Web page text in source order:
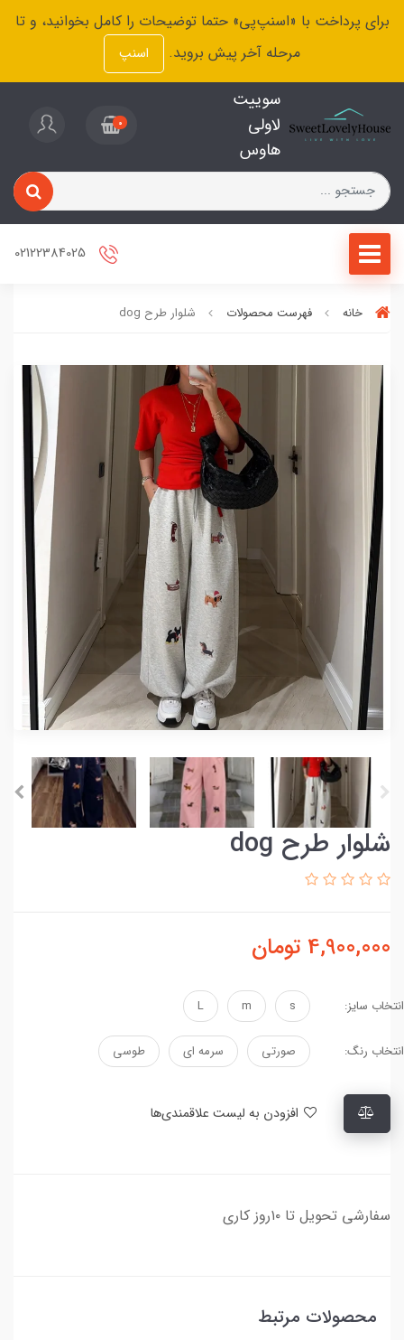
برای پرداخت با «اسنپ‌پی» حتما توضیحات را کامل بخوانید، و تا
مرحله آخر پیش بروید.
اسنپ
سوییت
لاولی
هاوس
0
خانه فهرست محصولات شلوار طرح dog
شلوار طرح dog
4,900,000 تومان
انتخاب سایز: s
m
L
انتخاب رنگ: صورتی سرمه ای طوسی
سفارشی تحویل تا ۱۰روز کاری
محصولات مرتبط